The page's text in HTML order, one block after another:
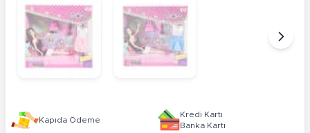
Kapıda Ödeme
Kredi Kartı
Banka Kartı